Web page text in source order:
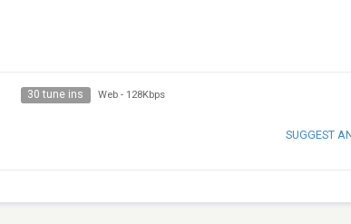
30 tune ins Web - 128Kbps
SUGGEST